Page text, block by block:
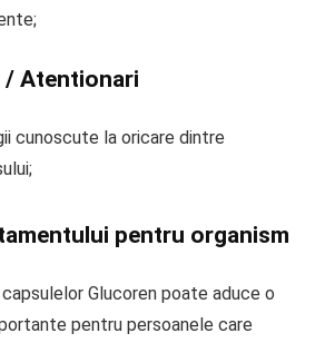
Atentionari
cunoscute la oricare dintre
pentru organism
Glucoren poate aduce o
pentru persoanele care